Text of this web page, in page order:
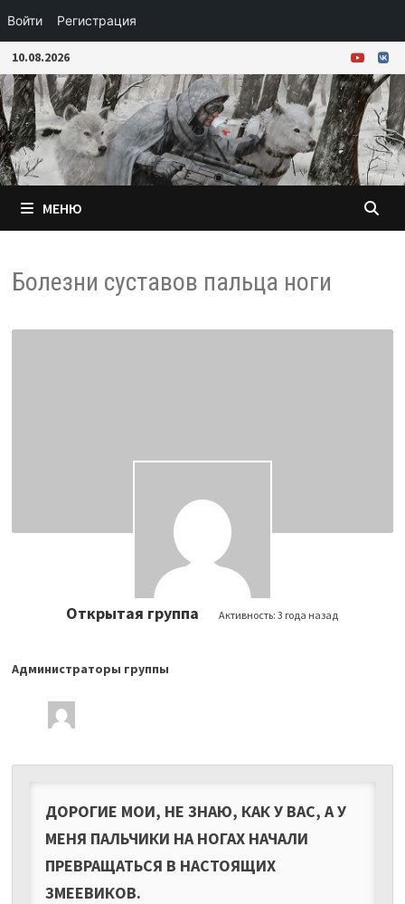
Войти Регистрация
Перейти
к
содержимому
10.08.2026
МЕНЮ
Болезни суставов пальца ноги
Открытая группа Активность:3 года назад
Лидеры
группы
Администраторы группы
ДОРОГИЕ МОИ, НЕ ЗНАЮ, КАК У ВАС, А У
МЕНЯ ПАЛЬЧИКИ НА НОГАХ НАЧАЛИ
ПРЕВРАЩАТЬСЯ В НАСТОЯЩИХ
ЗМЕЕВИКОВ.